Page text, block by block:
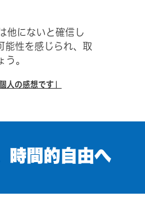
他にないと確信し
能性を感じられ、取
。
人の感想です」
時間的自由へ